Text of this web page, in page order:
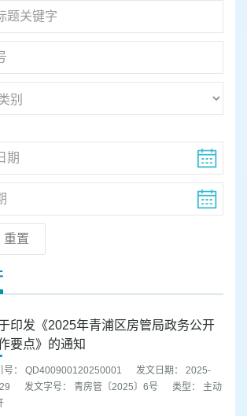
重置
印发《2025年青浦区房管局政务公开
要点》的通知
号： QD400900120250001
发文日期： 2025-
发文字号： 青房管〔2025〕6号
类型： 主动